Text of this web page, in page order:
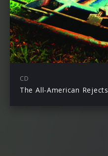
CD
The All-American Rejects